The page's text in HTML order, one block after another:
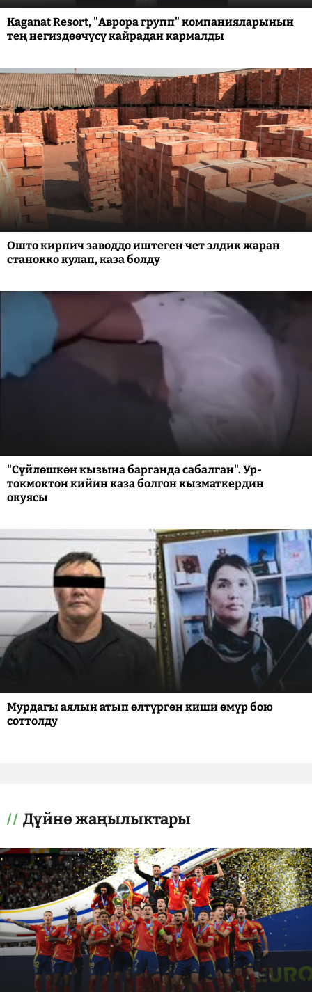
Kaganat Resort, "Аврора групп" компанияларынын
тең негиздөөчүсү кайрадан кармалды
Ошто кирпич заводдо иштеген чет элдик жаран
станокко кулап, каза болду
"Сүйлөшкөн кызына барганда сабалган". Ур-
токмоктон кийин каза болгон кызматкердин
окуясы
Мурдагы аялын атып өлтүргөн киши өмүр бою
соттолду
Дүйнө жаңылыктары